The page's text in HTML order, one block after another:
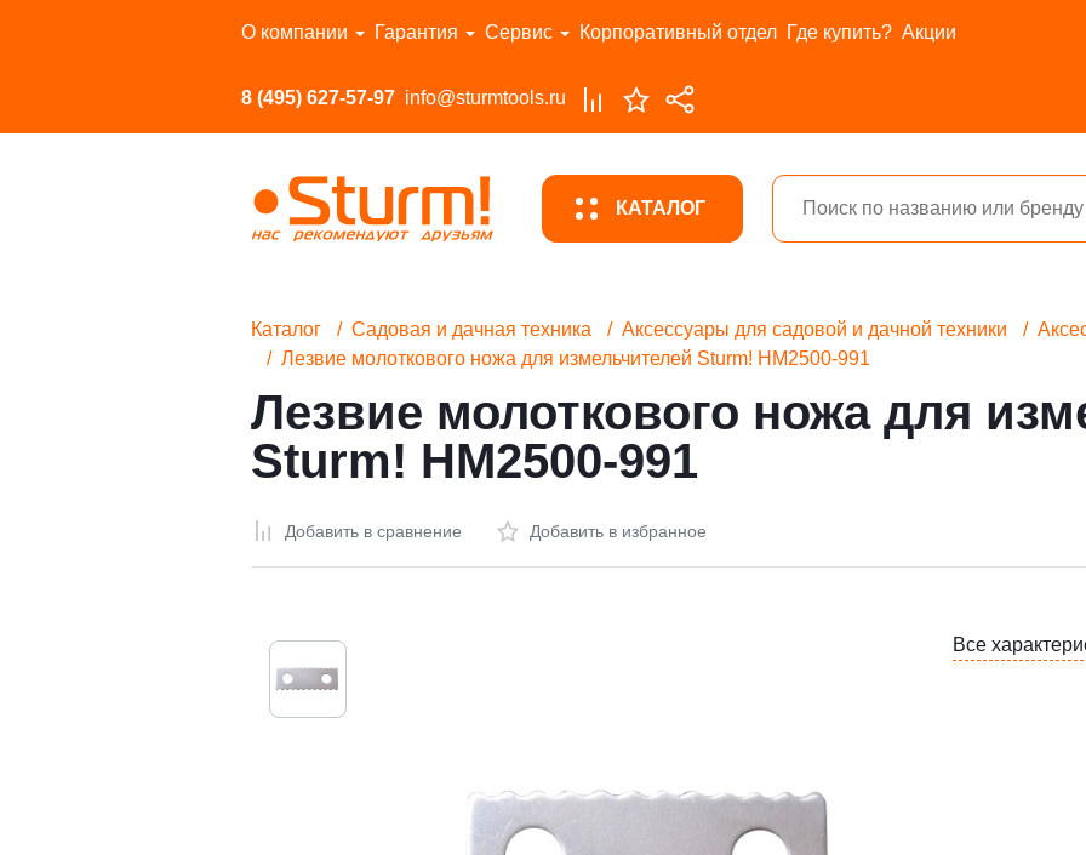
О компании Гарантия Сервис Корпоративный отдел Где купить? Акции
8 (495) 627-57-97 info@sturmtools.ru
КАТАЛОГ
Перейти в каталог
Каталог Садовая и дачная техника Аксессуары для садовой и дачной техники
Лезвие молоткового ножа для измельчителей Sturm! HM2500-991
Лезвие молоткового ножа для
Sturm! HM2500-991
Добавить в сравнение Добавить в избранное
Все